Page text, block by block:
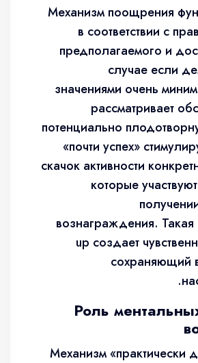
Механизм поощрения
в соответствии с
предполагаемого и
случае если
значениями очень
рассматривает
потенциально
«почти успех»
скачок активности
которые
вознаграждения. Такая
up создает
сохраняющий
Роль
Механизм «практически